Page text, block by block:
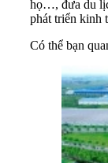
họ…, đưa du
phát triển kinh
Có thể bạn